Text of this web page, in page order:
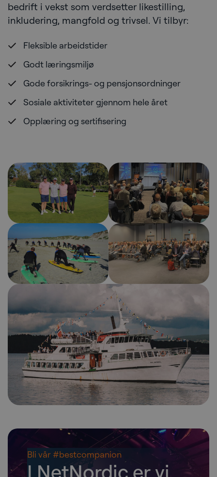
bedrift i vekst som verdsetter likestilling,
inkludering, mangfold og trivsel. Vi tilbyr:
Fleksible arbeidstider
Godt læringsmiljø
Gode forsikrings- og pensjonsordninger
Sosiale aktiviteter gjennom hele året
Opplæring og sertifisering
Bli vår #bestcompanion
I NetNordic er vi